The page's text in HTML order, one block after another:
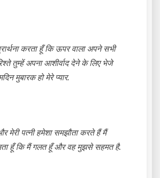
करता हूँ कि ऊपर वाला अपने सभी
तुम्हें अपना आशीर्वाद देने के लिए भेजे
मुबारक हो मेरे प्यार.
मेरी पत्नी हमेशा समझौता करते हैं मैं
हूँ कि मैं गलत हूँ और वह मुझसे सहमत है.